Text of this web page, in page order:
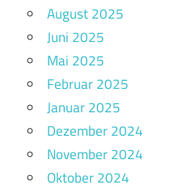
August 2025
Juni 2025
Mai 2025
Februar 2025
Januar 2025
Dezember 2024
November 2024
Oktober 2024